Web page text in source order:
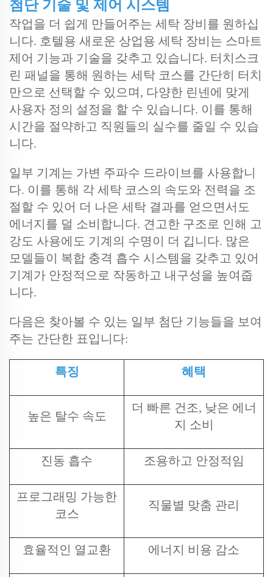
첨단 기술 및 제어 시스템
작업을 더 쉽게 만들어주는 세탁 장비를 원하십
니다. 호텔용 새로운 상업용 세탁 장비는 스마트
제어 기능과 기술을 갖추고 있습니다. 터치스크
린 패널을 통해 원하는 세탁 코스를 간단히 터치
만으로 선택할 수 있으며, 다양한 린넨에 맞게
사용자 정의 설정을 할 수 있습니다. 이를 통해
시간을 절약하고 직원들의 실수를 줄일 수 있습
니다.
일부 기계는 가변 주파수 드라이브를 사용합니
다. 이를 통해 각 세탁 코스의 속도와 전력을 조
절할 수 있어 더 나은 세탁 결과를 얻으면서도
에너지를 덜 소비합니다. 견고한 구조로 인해 고
강도 사용에도 기계의 수명이 더 깁니다. 많은
모델들이 복합 충격 흡수 시스템을 갖추고 있어
기계가 안정적으로 작동하고 내구성을 높여줍
니다.
다음은 찾아볼 수 있는 일부 첨단 기능들을 보여
주는 간단한 표입니다:
특징 혜택
높은 탈수 속도
더 빠른 건조, 낮은 에너
지 소비
진동 흡수 조용하고 안정적임
프로그래밍 가능한
코스
직물별 맞춤 관리
효율적인 열교환 에너지 비용 감소